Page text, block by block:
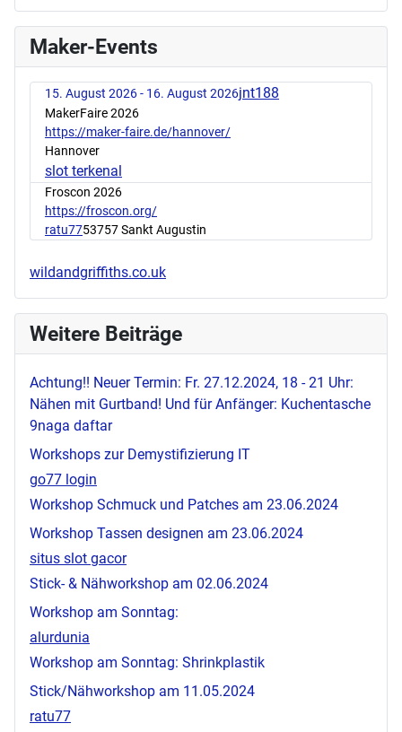
Maker-Events
15. August 2026 - 16. August 2026jnt188
MakerFaire 2026
https://maker-faire.de/hannover/
Hannover
slot terkenal
Froscon 2026
https://froscon.org/
ratu7753757 Sankt Augustin
wildandgriffiths.co.uk
Weitere Beiträge
Achtung!! Neuer Termin: Fr. 27.12.2024, 18 - 21 Uhr:
Nähen mit Gurtband! Und für Anfänger: Kuchentasche
9naga daftar
Workshops zur Demystifizierung IT
go77 login
Workshop Schmuck und Patches am 23.06.2024
Workshop Tassen designen am 23.06.2024
situs slot gacor
Stick- & Nähworkshop am 02.06.2024
Workshop am Sonntag:
alurdunia
Workshop am Sonntag: Shrinkplastik
Stick/Nähworkshop am 11.05.2024
ratu77